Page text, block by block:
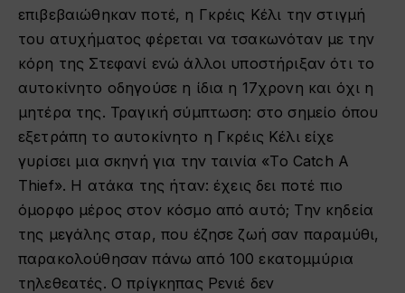
επιβεβαιώθηκαν ποτέ, η Γκρέις Κέλι την στιγμή
του ατυχήματος φέρεται να τσακωνόταν με την
κόρη της Στεφανί ενώ άλλοι υποστήριξαν ότι το
αυτοκίνητο οδηγούσε η ίδια η 17χρονη και όχι η
μητέρα της. Τραγική σύμπτωση: στο σημείο όπου
εξετράπη το αυτοκίνητο η Γκρέις Κέλι είχε
γυρίσει μια σκηνή για την ταινία «To Catch A
Thief». Η ατάκα της ήταν: έχεις δει ποτέ πιο
όμορφο μέρος στον κόσμο από αυτό; Την κηδεία
της μεγάλης σταρ, που έζησε ζωή σαν παραμύθι,
παρακολούθησαν πάνω από 100 εκατομμύρια
τηλεθεατές. Ο πρίγκηπας Ρενιέ δεν